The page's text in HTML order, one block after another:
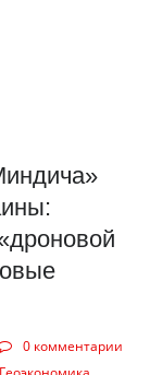
0 комментарии